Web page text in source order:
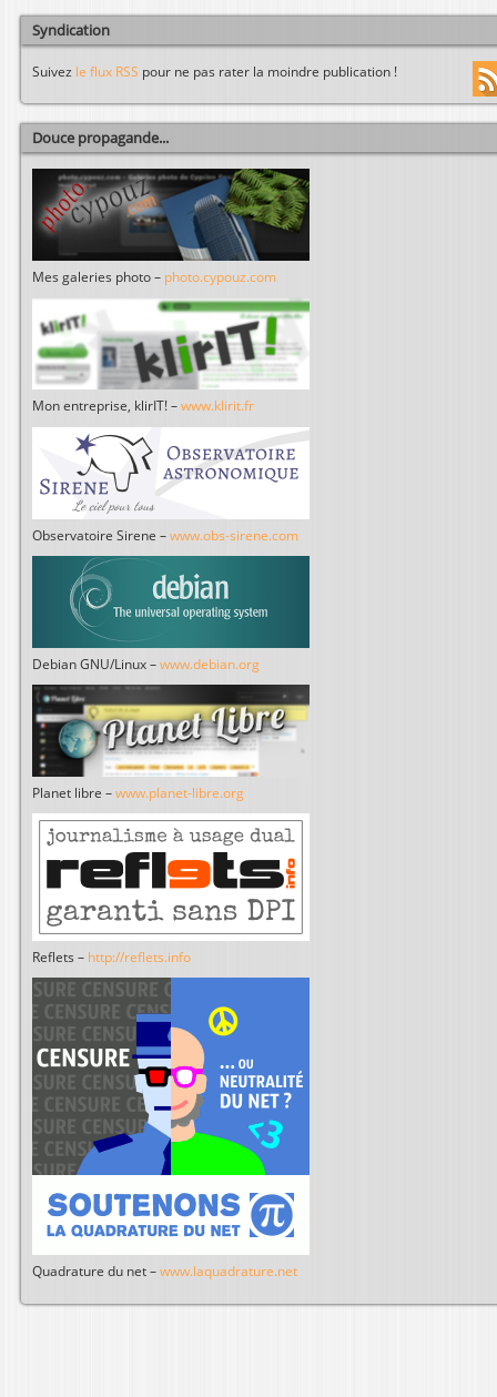
Syndication
Suivez le flux RSS pour ne pas rater la moindre publication !
Douce propagande...
Mes galeries photo – photo.cypouz.com
Mon entreprise, klirIT! – www.klirit.fr
Observatoire Sirene – www.obs-sirene.com
Debian GNU/Linux – www.debian.org
Planet libre – www.planet-libre.org
Reflets – http://reflets.info
Quadrature du net – www.laquadrature.net